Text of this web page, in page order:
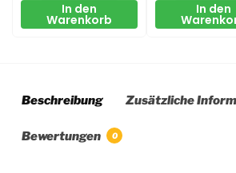
In den
Warenkorb
In den
Beschreibung Zusätzliche
Bewertungen 0